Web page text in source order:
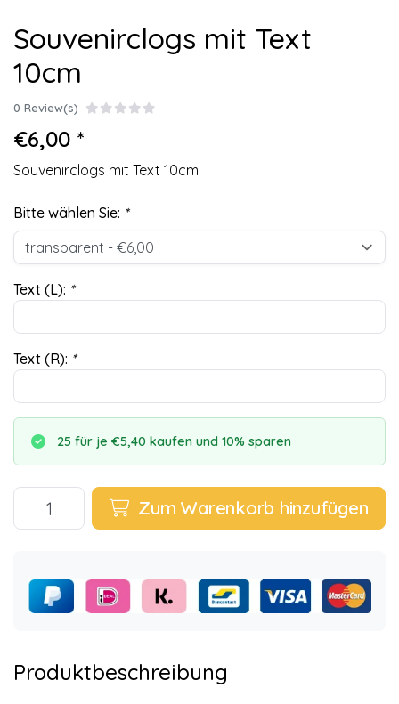
Souvenirclogs mit Text
10cm
0 Review(s)
€6,00 *
Souvenirclogs mit Text 10cm
Bitte wählen Sie: *
Text (L): *
Text (R): *
25 für je €5,40 kaufen und 10% sparen
Zum Warenkorb hinzufügen
Produktbeschreibung